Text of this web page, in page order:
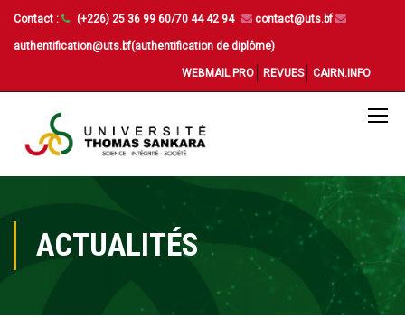
Contact : (+226) 25 36 99 60/70 44 42 94 contact@uts.bf
authentification@uts.bf(authentification de diplôme)
WEBMAIL PRO REVUES CAIRN.INFO
ACTUALITÉS